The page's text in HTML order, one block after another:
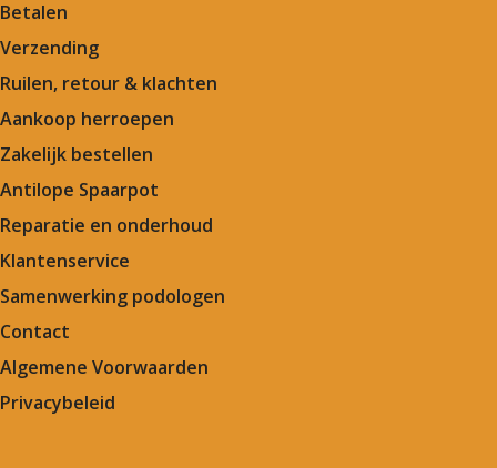
Betalen
Verzending
Ruilen, retour & klachten
Aankoop herroepen
Zakelijk bestellen
Antilope Spaarpot
Reparatie en onderhoud
Klantenservice
Samenwerking podologen
Contact
Algemene Voorwaarden
Privacybeleid